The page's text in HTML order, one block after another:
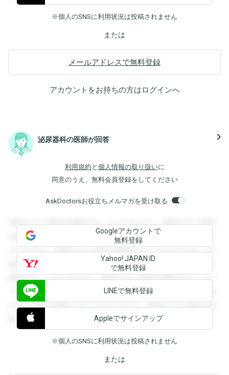
※個人のSNSに利用状況は投稿されません
または
メールアドレスで無料登録
アカウントをお持ちの方はログインへ
泌尿器科の医師が回答 navigate_next
利用規約 と 個人情報の取り扱いに
同意のうえ、無料会員登録をしてください
AskDoctorsお役立ちメルマガを受け取る
登録すると回答を閲覧することができます。登録すると回答
を閲覧することができます。登録すると回答を閲覧すること
ができます。登録すると回答を閲覧することができます。登
録すると回答を閲覧することができます。登録すると回答を
閲覧することができます。登録すると回答を閲覧することが
できます。登録すると回答を閲覧することができます。登録
すると回答を閲覧することができます。登録すると回答を閲
覧することができます。
Googleアカウントで
無料登録
Yahoo! JAPAN ID
で無料登録
LINEで無料登録
Appleでサインアップ
※個人のSNSに利用状況は投稿されません
または